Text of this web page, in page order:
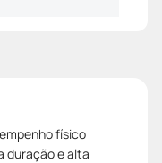
físico
duração e alta